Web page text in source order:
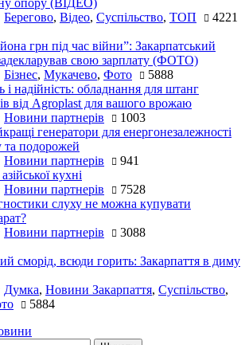
опору (ВІДЕО)
Берегово, Відео, Суспільство, ТОП 4221
грн під час війни”: Закарпатський
свою зарплату (ФОТО)
Бізнес, Мукачево, Фото
5888
і надійність: обладнання для штанг
від Agroplast для вашого врожаю
Новини партнерів
1003
генератори для енергонезалежності
та подорожей
Новини партнерів
941
кухні
Новини партнерів
7528
слуху не можна купувати
Новини партнерів 3088
сморід, всюди горить: Закарпаття в диму
Думка, Новини Закарпаття, Суспільство,
5884